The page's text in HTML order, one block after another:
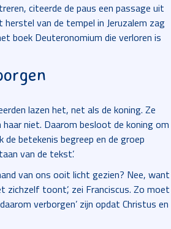
citeerde de paus een passage uit
van de tempel in Jeruzalem zag
boek Deuteronomium die verloren is
lazen het, net als de koning. Ze
niet. Daarom besloot de koning om
betekenis begreep en de groep
van de tekst’.
van ons ooit licht gezien? Nee, want
zichzelf toont’, zei Franciscus. Zo moet
verborgen’ zijn opdat Christus en